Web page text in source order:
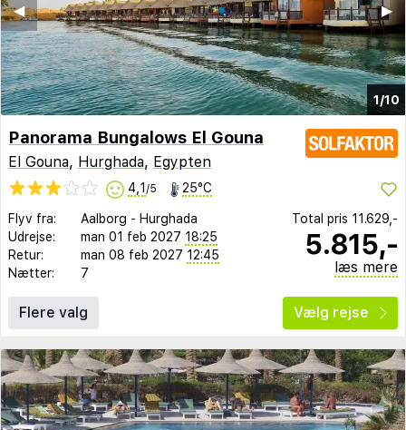
1/10
▶︎
◀︎
Panorama Bungalows El Gouna
El Gouna, Hurghada, Egypten
4,1 /5 25°C
Flyv fra: Aalborg - Hurghada
Udrejse:
man 01 feb 2027 18:25
Retur:
man 08 feb 2027 12:45
Nætter:
7
Total pris 11.629,-
5.815,-
læs mere
Flere valg Vælg rejse